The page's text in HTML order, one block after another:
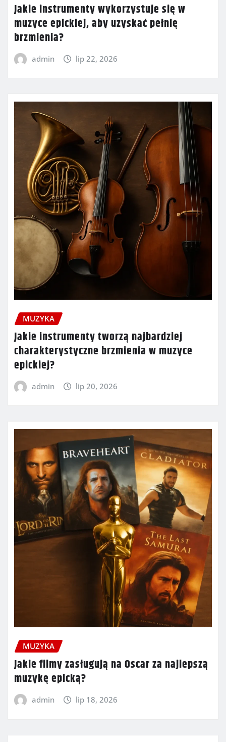
Jakie instrumenty wykorzystuje się w
muzyce epickiej, aby uzyskać pełnię
brzmienia?
admin lip 22, 2026
MUZYKA
Jakie instrumenty tworzą najbardziej
charakterystyczne brzmienia w muzyce
epickiej?
admin lip 20, 2026
MUZYKA
Jakie filmy zasługują na Oscar za najlepszą
muzykę epicką?
admin lip 18, 2026